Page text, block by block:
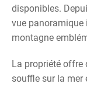
disponibles.
vue panoramique
montagne
La propriété offre
souffle sur la mer